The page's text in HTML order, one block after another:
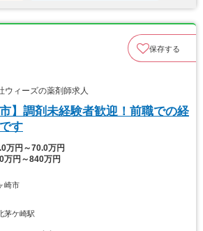
保存する
ィーズの薬剤師求人
】調剤未経験者歓迎！前職での経
す
万円～70.0万円
万円～840万円
崎市
茅ケ崎駅